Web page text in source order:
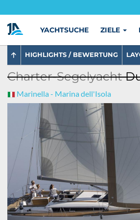
YACHTSUCHE ZIELE
HIGHLIGHTS / BEWERTUNG
Charter-Segelyacht
Marinella - Marina dell'Isola